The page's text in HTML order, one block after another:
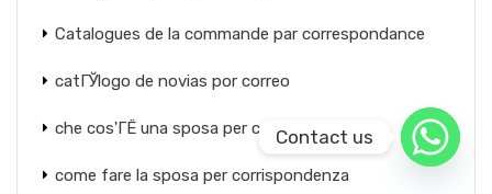
Catalogues de la commande par correspondance
catГЎlogo de novias por correo
che cos'ГЁ una sposa per corrispondenza?
come fare la sposa per corrispondenza
Contact us